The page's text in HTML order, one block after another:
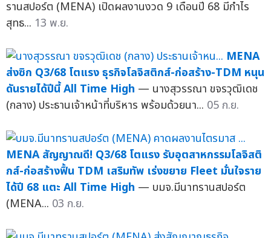
รานสปอร์ต (MENA) เปิดผลงานงวด 9 เดือนปี 68 มีกำไร
สุทธ... 13 พ.ย.
MENA
ส่งซิก Q3/68 โตแรง ธุรกิจโลจิสติกส์-ก่อสร้าง-TDM หนุน
ดันรายได้ปีนี้ All Time High — นางสุวรรณา ขจรวุฒิเดช
(กลาง) ประธานเจ้าหน้าที่บริหาร พร้อมด้วยนา... 05 ก.ย.
MENA สัญญาณดี! Q3/68 โตแรง รับอุตสาหกรรมโลจิสติ
กส์-ก่อสร้างฟื้น TDM เสริมทัพ เร่งขยาย Fleet มั่นใจราย
ได้ปี 68 แตะ All Time High — บมจ.มีนาทรานสปอร์ต
(MENA... 03 ก.ย.